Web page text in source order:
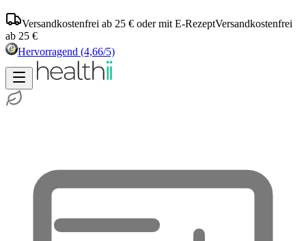
Versandkostenfrei ab 25 € oder mit E-RezeptVersandkostenfrei
ab 25 €
Hervorragend (4,66/5)